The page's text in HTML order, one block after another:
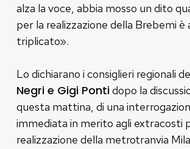
alza la voce, abbia mosso un dito
per la realizzazione della Brebemi
triplicato».
Lo dichiarano i consiglieri regionali
Negri e Gigi Pontidopo la
questa mattina, di una
immediata in merito agli extracosti
realizzazione della metrotranvia